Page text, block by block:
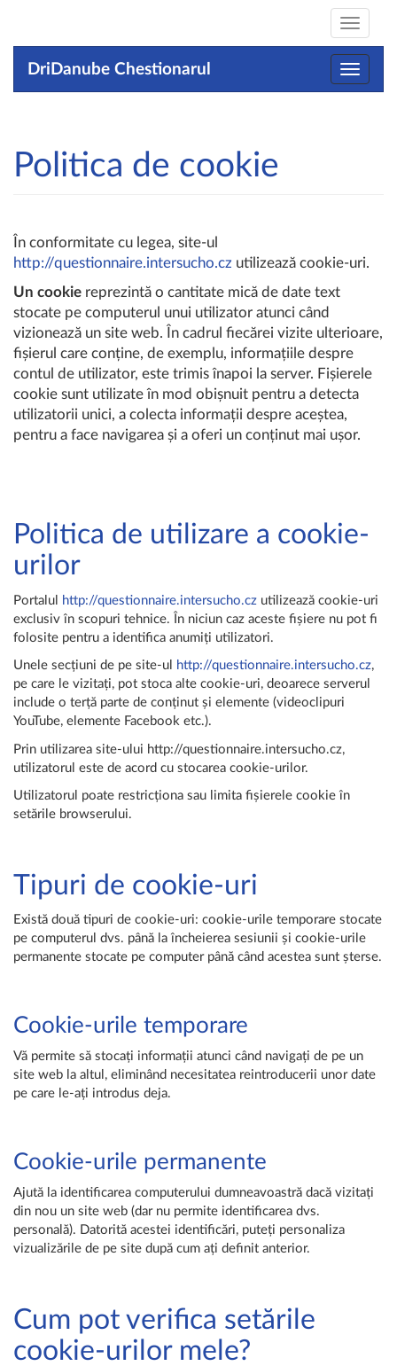
Toggle
Toggle
DriDanube Chestionarul
Politica de cookie
În conformitate cu legea, site-ul
http://questionnaire.intersucho.cz utilizează cookie-uri.
Un cookie reprezintă o cantitate mică de date text
stocate pe computerul unui utilizator atunci când
vizionează un site web. În cadrul fiecărei vizite ulterioare,
fișierul care conține, de exemplu, informațiile despre
contul de utilizator, este trimis înapoi la server. Fișierele
cookie sunt utilizate în mod obișnuit pentru a detecta
utilizatorii unici, a colecta informații despre aceștea,
pentru a face navigarea și a oferi un conținut mai ușor.
Politica de utilizare a cookie-
urilor
Portalul http://questionnaire.intersucho.cz utilizează cookie-uri
exclusiv în scopuri tehnice. În niciun caz aceste fișiere nu pot fi
folosite pentru a identifica anumiți utilizatori.
Unele secțiuni de pe site-ul http://questionnaire.intersucho.cz,
pe care le vizitați, pot stoca alte cookie-uri, deoarece serverul
include o terță parte de conținut și elemente (videoclipuri
YouTube, elemente Facebook etc.).
Prin utilizarea site-ului http://questionnaire.intersucho.cz,
utilizatorul este de acord cu stocarea cookie-urilor.
Utilizatorul poate restricționa sau limita fișierele cookie în
setările browserului.
Tipuri de cookie-uri
Există două tipuri de cookie-uri: cookie-urile temporare stocate
pe computerul dvs. până la încheierea sesiunii și cookie-urile
permanente stocate pe computer până când acestea sunt șterse.
Cookie-urile temporare
Vă permite să stocați informații atunci când navigați de pe un
site web la altul, eliminând necesitatea reintroducerii unor date
pe care le-ați introdus deja.
Cookie-urile permanente
Ajută la identificarea computerului dumneavoastră dacă vizitați
din nou un site web (dar nu permite identificarea dvs.
personală). Datorită acestei identificări, puteți personaliza
vizualizările de pe site după cum ați definit anterior.
Cum pot verifica setările
cookie-urilor mele?